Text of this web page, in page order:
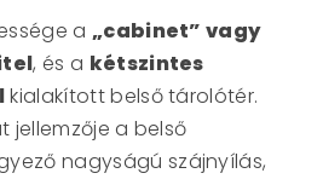
a „cabinet” vagy
, és a kétszintes
kialakított belső tárolótér.
jellemzője a belső
nagyságú szájnyílás,